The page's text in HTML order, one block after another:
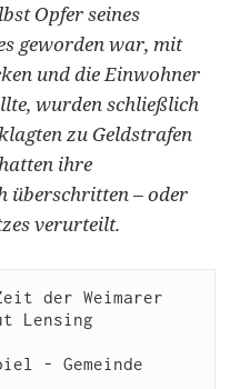
Opfer seines
geworden war, mit
und die Einwohner
wurden schließlich
zu Geldstrafen
ihre
überschritten – oder
verurteilt.
der Weimarer
Lensing
- Gemeinde